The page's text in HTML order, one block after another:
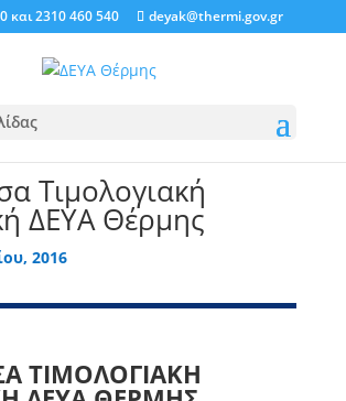
και2310 460 540 deyak@thermi.gov.gr
Τιμολογιακή
ΔΕΥΑ Θέρμης
2016
ΤΙΜΟΛΟΓΙΑΚΗ